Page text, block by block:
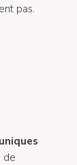
pas.
uniques
de